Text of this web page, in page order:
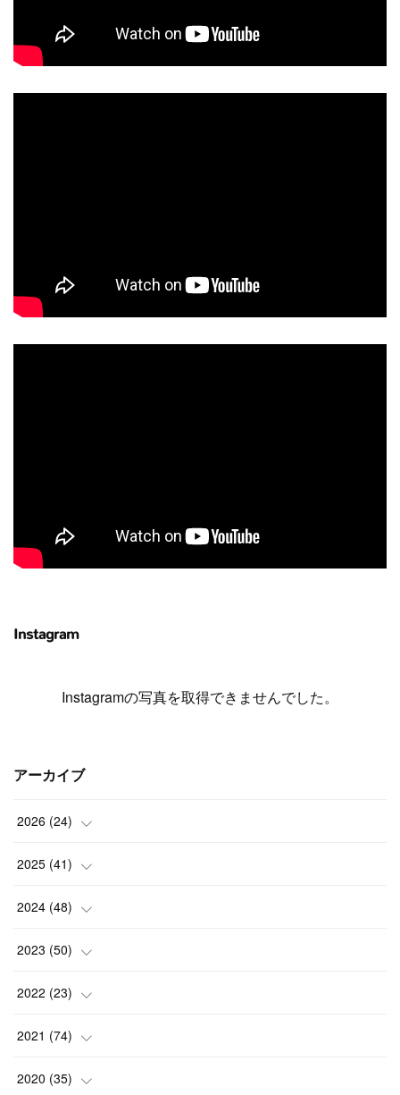
Instagram
Instagramの写真を取得できませんでした。
アーカイブ
2026 (24)
(1)
(3)
(2)
(7)
)
2025 (41)
(4)
(4)
(3)
(1)
)
2024 (48)
(3)
(2)
(4)
(3)
2023 (50)
(3)
(7)
(2)
2022 (23)
(5)
(1)
2021 (74)
(3)
2020 (35)